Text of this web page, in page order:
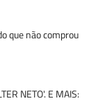
que não comprou
NETO'. E MAIS: